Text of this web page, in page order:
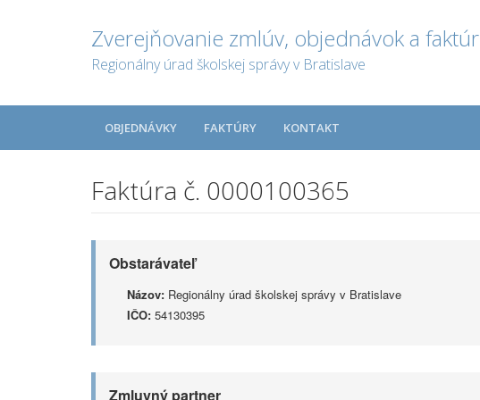
Zverejňovanie zmlúv, objednávok a faktúr
Regionálny úrad školskej správy v Bratislave
OBJEDNÁVKY FAKTÚRY KONTAKT
Faktúra č. 0000100365
Obstarávateľ
Názov: Regionálny úrad školskej správy v Bratislave
IČO: 54130395
Zmluvný partner